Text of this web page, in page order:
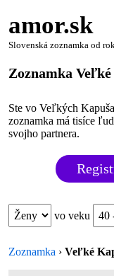
amor.sk
Slovenská zoznamka od
Zoznamka
Ste vo Veľkých
zoznamka má tisíce
svojho partnera.
vo veku
Zoznamka ›Veľké